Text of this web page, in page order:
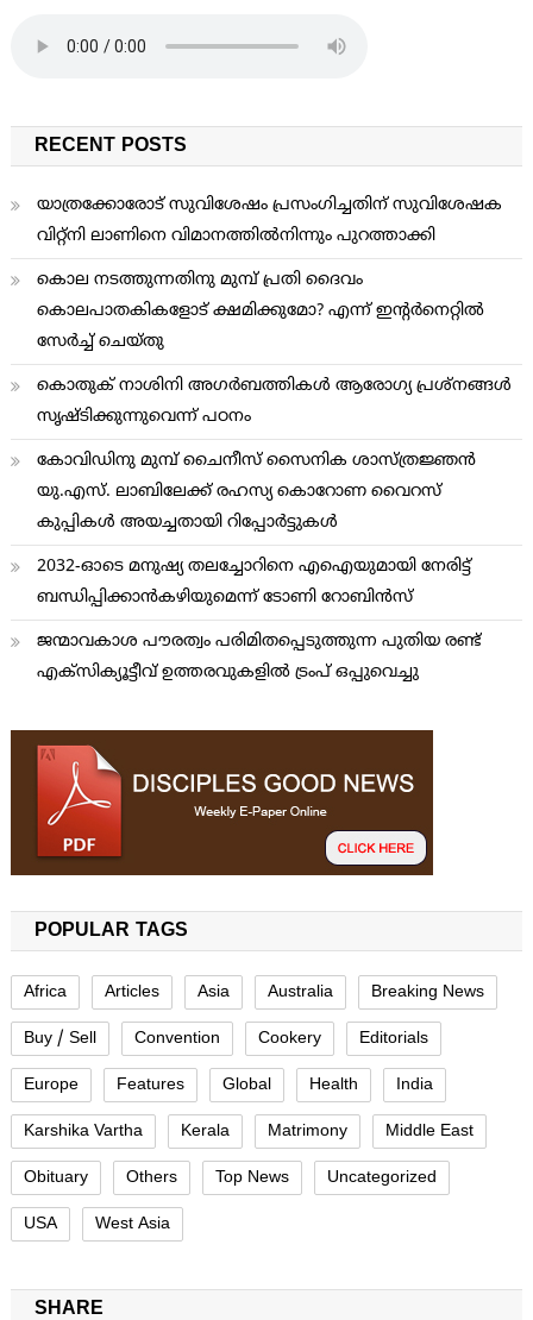
RECENT POSTS
യാത്രക്കോരോട് സുവിശേഷം പ്രസംഗിച്ചതിന് സുവിശേഷക
വിറ്റ്നി ലാണിനെ വിമാനത്തില്‍നിന്നും പുറത്താക്കി
കൊല നടത്തുന്നതിനു മുമ്പ് പ്രതി ദൈവം
കൊലപാതകികളോട് ക്ഷമിക്കുമോ? എന്ന് ഇന്റര്‍നെറ്റില്‍
സേര്‍ച്ച് ചെയ്തു
കൊതുക് നാശിനി അഗര്‍ബത്തികള്‍ ആരോഗ്യ പ്രശ്നങ്ങള്‍
സൃഷ്ടിക്കുന്നുവെന്ന് പഠനം
കോവിഡിനു മുമ്പ് ചൈനീസ് സൈനിക ശാസ്ത്രജ്ഞന്‍
യു.എസ്. ലാബിലേക്ക് രഹസ്യ കൊറോണ വൈറസ്
കുപ്പികള്‍ അയച്ചതായി റിപ്പോര്‍ട്ടുകള്‍
2032-ഓടെ മനുഷ്യ തലച്ചോറിനെ എഐയുമായി നേരിട്ട്
ബന്ധിപ്പിക്കാന്‍കഴിയുമെന്ന് ടോണി റോബിന്‍സ്
ജന്മാവകാശ പൗരത്വം പരിമിതപ്പെടുത്തുന്ന പുതിയ രണ്ട്
എക്സിക്യൂട്ടീവ് ഉത്തരവുകളിൽ ട്രംപ് ഒപ്പുവെച്ചു
POPULAR TAGS
Africa Articles Asia Australia Breaking News
Buy / Sell Convention Cookery Editorials
Europe Features Global Health India
Karshika Vartha Kerala Matrimony Middle East
Obituary Others Top News Uncategorized
USA West Asia
SHARE